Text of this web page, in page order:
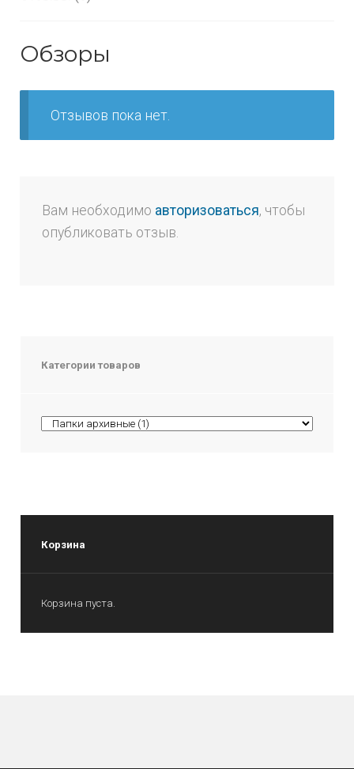
Обзоры
Отзывов пока нет.
Вам необходимо авторизоваться, чтобы
опубликовать отзыв.
Категории товаров
Корзина
Корзина пуста.